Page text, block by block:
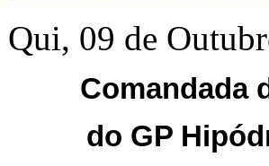
Qui, 09 de
Comandada
do GP